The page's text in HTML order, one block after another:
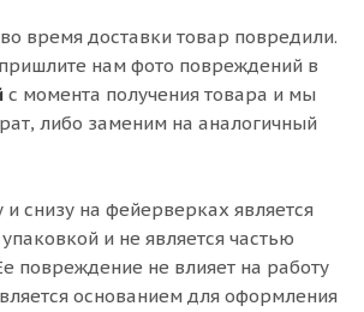
во время доставки товар повредили.
нам фото повреждений в
с момента получения товара и мы
либо заменим на аналогичный
снизу на фейерверках является
и не является частью
повреждение не влияет на работу
основанием для оформления